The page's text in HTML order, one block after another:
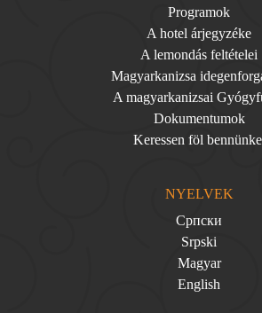
Programok
A hotel árjegyzéke
A lemondás feltételei
Magyarkanizsa
A magyarkanizsai
Dokumentumok
Keressen föl
NYELVEK
Српски
Srpski
Magyar
English